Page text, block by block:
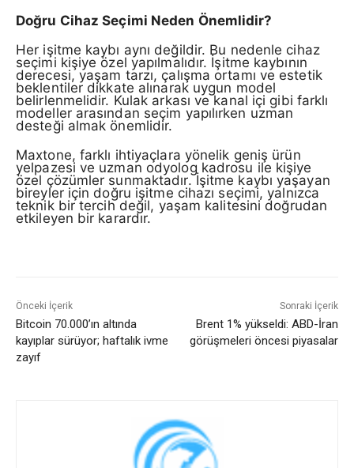
Doğru Cihaz Seçimi Neden Önemlidir?
Her işitme kaybı aynı değildir. Bu nedenle cihaz
seçimi kişiye özel yapılmalıdır. İşitme kaybının
derecesi, yaşam tarzı, çalışma ortamı ve estetik
beklentiler dikkate alınarak uygun model
belirlenmelidir. Kulak arkası ve kanal içi gibi farklı
modeller arasından seçim yapılırken uzman
desteği almak önemlidir.
Maxtone, farklı ihtiyaçlara yönelik geniş ürün
yelpazesi ve uzman odyolog kadrosu ile kişiye
özel çözümler sunmaktadır. İşitme kaybı yaşayan
bireyler için doğru işitme cihazı seçimi, yalnızca
teknik bir tercih değil, yaşam kalitesini doğrudan
etkileyen bir karardır.
Önceki İçerik
Bitcoin 70.000’ın altında
kayıplar sürüyor; haftalık ivme
zayıf
Sonraki İçerik
Brent 1% yükseldi: ABD-İran
görüşmeleri öncesi piyasalar